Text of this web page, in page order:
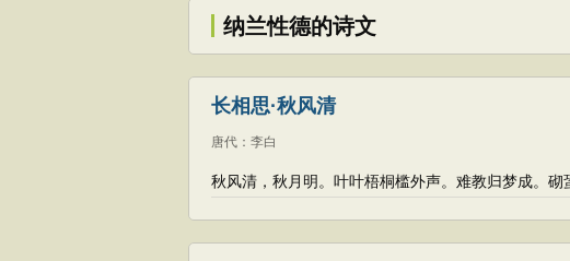
纳兰性德的诗文
长相思·秋风清
唐代 ： 李白
秋风清，秋月明。叶叶梧桐槛外声。难教归梦成。砌